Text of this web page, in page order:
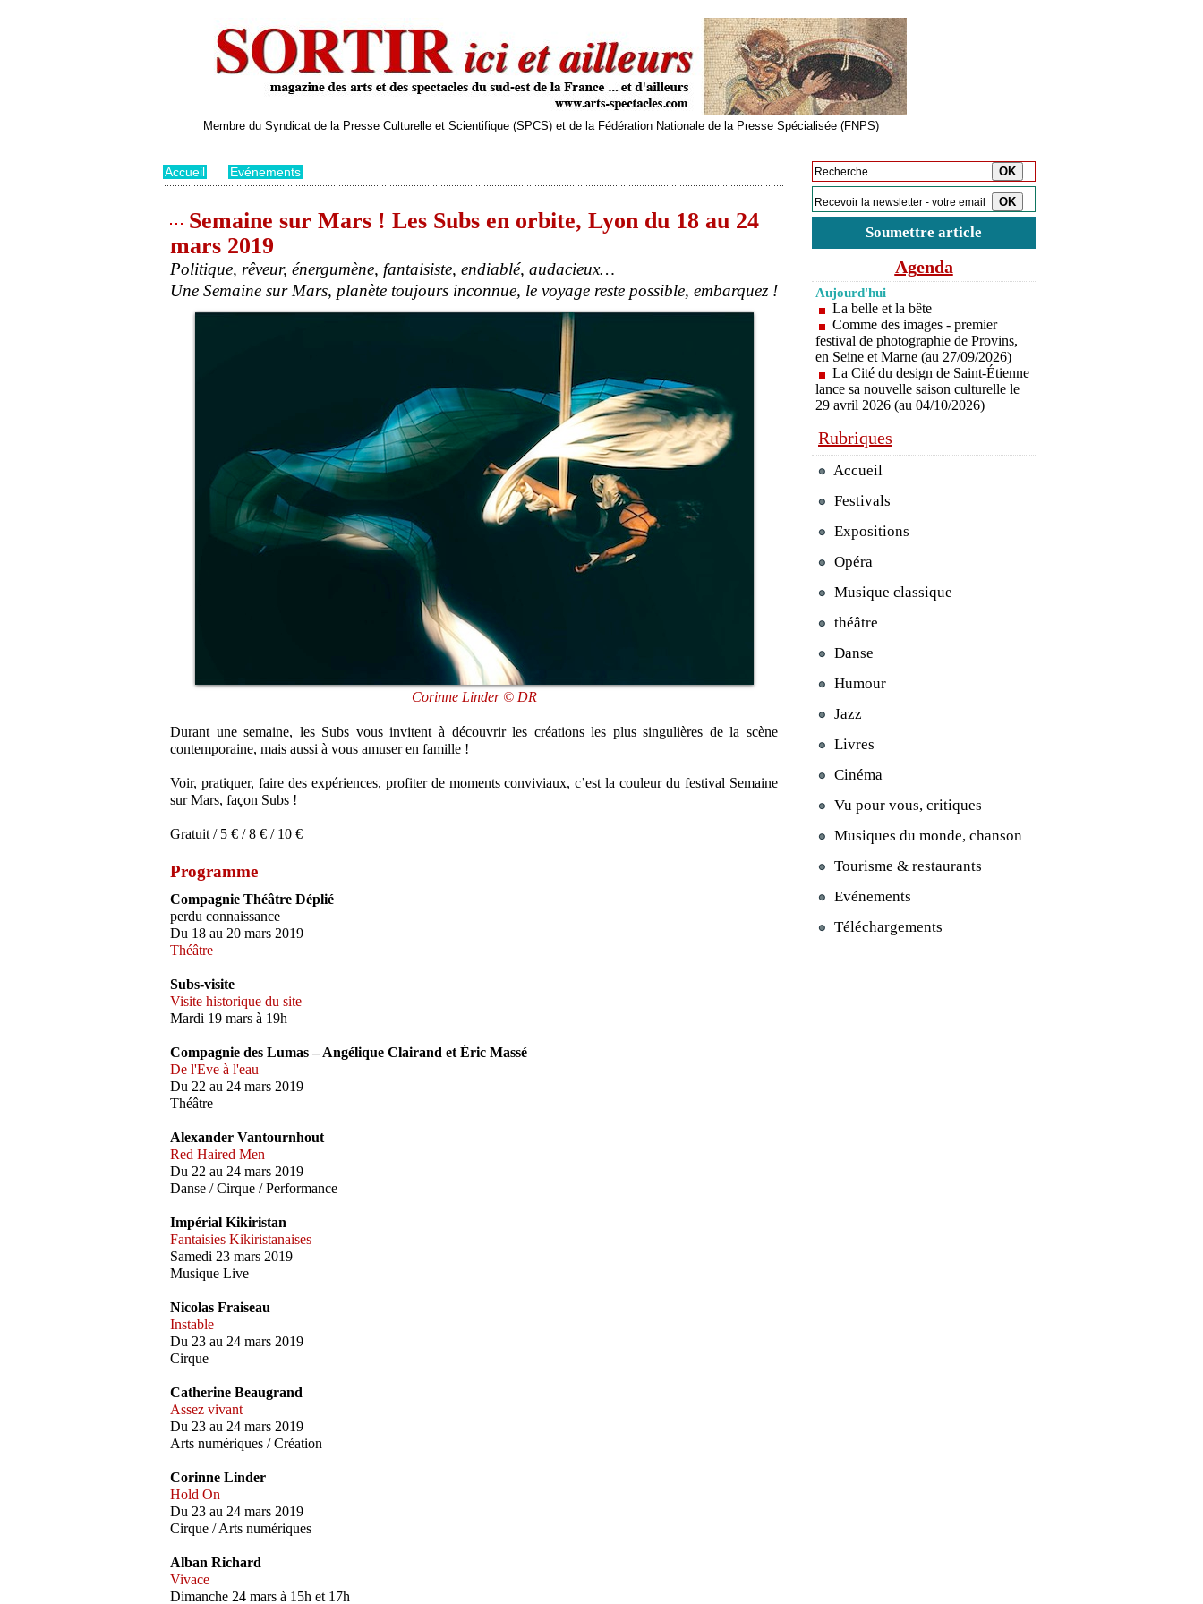
Membre du Syndicat de la Presse Culturelle et Scientifique (SPCS) et de la Fédération Nationale de la Presse Spécialisée (FNPS)
Accueil Evénements
Semaine sur Mars ! Les Subs en orbite, Lyon du 18 au 24
mars 2019
Politique, rêveur, énergumène, fantaisiste, endiablé, audacieux…
Une Semaine sur Mars, planète toujours inconnue, le voyage reste possible, embarquez !
Corinne Linder © DR
Durant une semaine, les Subs vous invitent à découvrir les créations les plus singulières de la scène
contemporaine, mais aussi à vous amuser en famille !
Voir, pratiquer, faire des expériences, profiter de moments conviviaux, c’est la couleur du festival Semaine
sur Mars, façon Subs !
Gratuit / 5 € / 8 € / 10 €
Programme
Compagnie Théâtre Déplié
perdu connaissance
Du 18 au 20 mars 2019
Théâtre
Subs-visite
Visite historique du site
Mardi 19 mars à 19h
Compagnie des Lumas – Angélique Clairand et Éric Massé
De l'Eve à l'eau
Du 22 au 24 mars 2019
Théâtre
Alexander Vantournhout
Red Haired Men
Du 22 au 24 mars 2019
Danse / Cirque / Performance
Impérial Kikiristan
Fantaisies Kikiristanaises
Samedi 23 mars 2019
Musique Live
Nicolas Fraiseau
Instable
Du 23 au 24 mars 2019
Cirque
Catherine Beaugrand
Assez vivant
Du 23 au 24 mars 2019
Arts numériques / Création
Corinne Linder
Hold On
Du 23 au 24 mars 2019
Cirque / Arts numériques
Alban Richard
Vivace
Dimanche 24 mars à 15h et 17h
Soumettre article
Agenda
Aujourd'hui
La belle et la bête
Comme des images - premier
festival de photographie de Provins,
en Seine et Marne (au 27/09/2026)
La Cité du design de Saint-Étienne
lance sa nouvelle saison culturelle le
29 avril 2026 (au 04/10/2026)
Rubriques
Accueil
Festivals
Expositions
Opéra
Musique classique
théâtre
Danse
Humour
Jazz
Livres
Cinéma
Vu pour vous, critiques
Musiques du monde, chanson
Tourisme & restaurants
Evénements
Téléchargements